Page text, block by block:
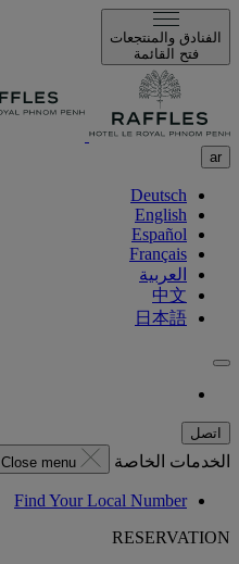
الفنادق والمنتجعات
فتح القائمة
ar
Deutsch
English
Español
Français
العربية
中文
日本語
اتصل
الخدمات الخاصة Close menu
Find Your Local Number
RESERVATION